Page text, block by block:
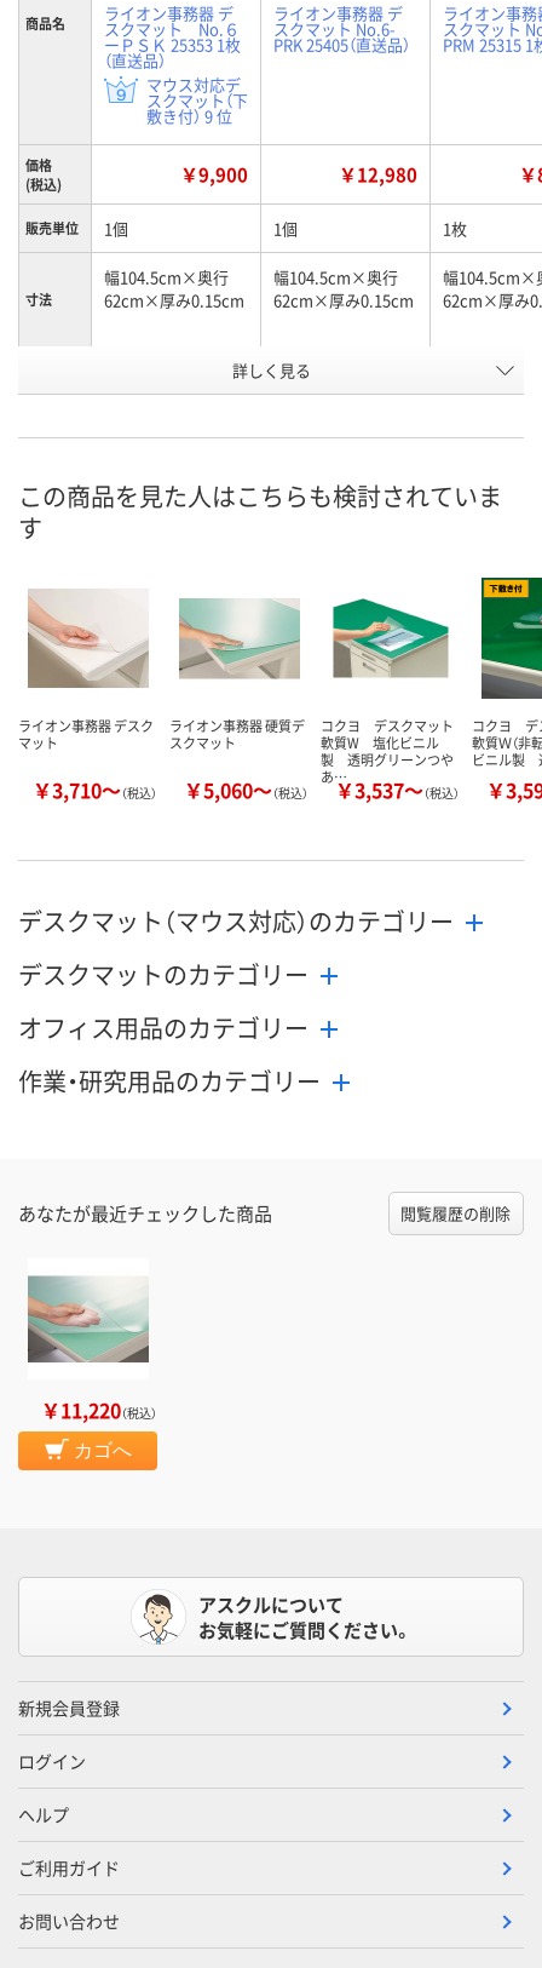
商品名 ライオン事務器 デ
スクマット No.６
ーＰＳＫ 25353 1枚
（直送品）
マウス対応デ
スクマット（下
敷き付） 9 位
ライオン事務器 デ
スクマット No.6-
PRK 25405（直送品）
ライオン事務
スクマット
PRM 25315 1
価格
(税込)
￥9,900 ￥12,980
販売単位 1個 1個 1枚
寸法
幅104.5cm×奥行
62cm×厚み0.15cm
幅104.5cm×奥行
62cm×厚み0.15cm
幅104.5cm×
62cm×厚み
プ
グリーンマット/再
生塩ビ（光沢）
グリーンマット付/
再生オレフィン
グリーンマ
再生塩ビ
お申込番
在庫 直送品 直送品 あり
カゴへ
数量
カゴへ カ
詳しく見る
この商品を見た人はこちらも検討されていま
す
ライオン事務器 デスク
マット
￥3,710～（税込）
ライオン事務器 硬質デ
スクマット
￥5,060～（税込）
コクヨ デスクマット
軟質W 塩化ビニル
製 透明グリーンつや
あ…￥3,537～（税込）
コクヨ デ
軟質Ｗ（非
ビニル製
￥
デスクマット（マウス対応）のカテゴリー
デスクマットのカテゴリー
オフィス用品のカテゴリー
作業・研究用品のカテゴリー
あなたが最近チェックした商品 閲覧履歴の削除
￥11,220（税込）
カゴへ
アスクルについて
お気軽にご質問ください。
新規会員登録
ログイン
ヘルプ
ご利用ガイド
お問い合わせ